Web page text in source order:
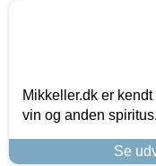
Mikkeller.dk er
vin og anden
Se